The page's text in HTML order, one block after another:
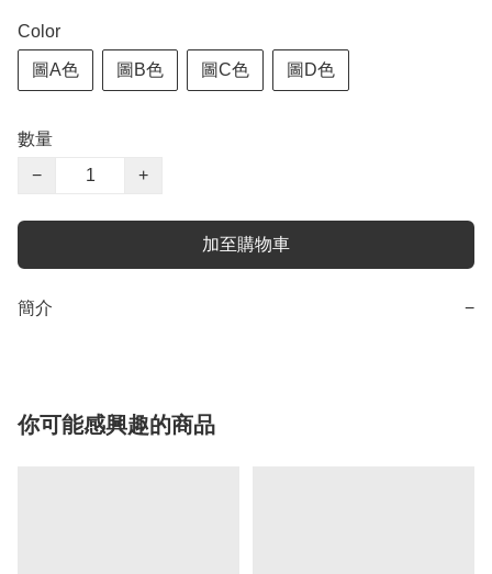
Color
圖A色 圖B色 圖C色 圖D色
數量
−
+
加至購物車
簡介 −
你可能感興趣的商品